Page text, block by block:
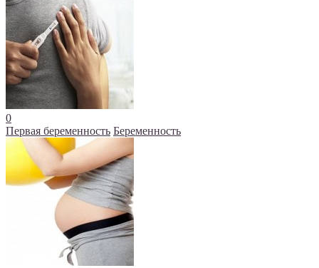
0
Первая беременность Беременность